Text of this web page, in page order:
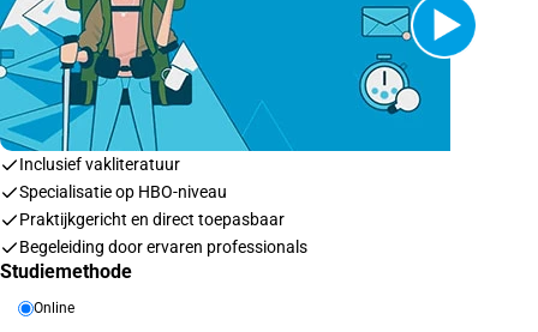
Inclusief vakliteratuur
Specialisatie op HBO-niveau
Praktijkgericht en direct toepasbaar
Begeleiding door ervaren professionals
Studiemethode
Online